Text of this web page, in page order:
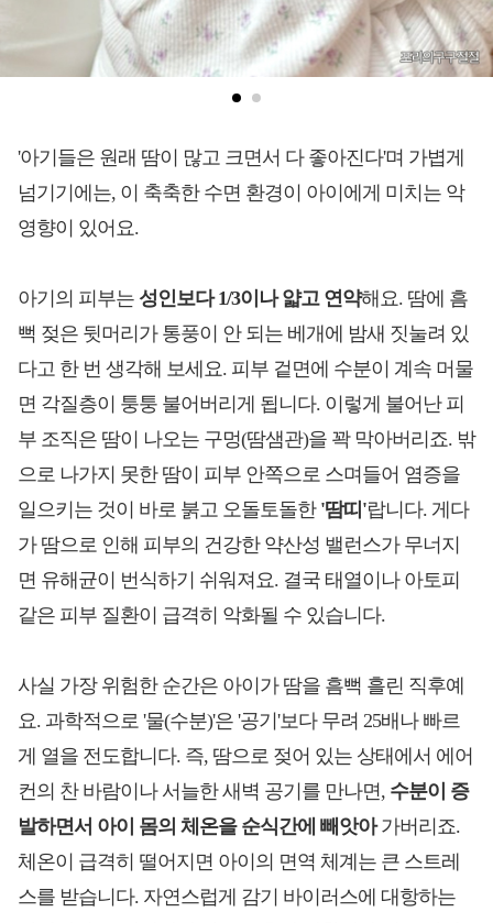
'아기들은 원래 땀이 많고 크면서 다 좋아진다'며 가볍게
넘기기에는, 이 축축한 수면 환경이 아이에게 미치는 악
영향이 있어요.
아기의 피부는 성인보다 1/3이나 얇고 연약해요. 땀에 흠
뻑 젖은 뒷머리가 통풍이 안 되는 베개에 밤새 짓눌려 있
다고 한 번 생각해 보세요. 피부 겉면에 수분이 계속 머물
면 각질층이 퉁퉁 불어버리게 됩니다. 이렇게 불어난 피
부 조직은 땀이 나오는 구멍(땀샘관)을 꽉 막아버리죠. 밖
으로 나가지 못한 땀이 피부 안쪽으로 스며들어 염증을
일으키는 것이 바로 붉고 오돌토돌한 '땀띠'랍니다. 게다
가 땀으로 인해 피부의 건강한 약산성 밸런스가 무너지
면 유해균이 번식하기 쉬워져요. 결국 태열이나 아토피
같은 피부 질환이 급격히 악화될 수 있습니다.
사실 가장 위험한 순간은 아이가 땀을 흠뻑 흘린 직후예
요. 과학적으로 '물(수분)'은 '공기'보다 무려 25배나 빠르
게 열을 전도합니다. 즉, 땀으로 젖어 있는 상태에서 에어
컨의 찬 바람이나 서늘한 새벽 공기를 만나면, 수분이 증
발하면서 아이 몸의 체온을 순식간에 빼앗아가버리죠.
체온이 급격히 떨어지면 아이의 면역 체계는 큰 스트레
스를 받습니다. 자연스럽게 감기 바이러스에 대항하는